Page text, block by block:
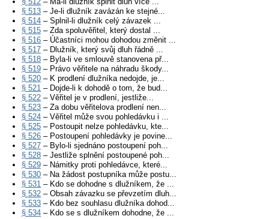
§ 513 – Je-li dlužník zavázán ke stejné...
§ 514 – Splnil-li dlužník celý závazek ...
§ 515 – Zda spoluvěřitel, který dostal ...
§ 516 – Účastníci mohou dohodou změnit ...
§ 517 – Dlužník, který svůj dluh řádně ...
§ 518 – Byla-li ve smlouvě stanovena př...
§ 519 – Právo věřitele na náhradu škody...
§ 520 – K prodlení dlužníka nedojde, je...
§ 521 – Dojde-li k dohodě o tom, že bud...
§ 522 – Věřitel je v prodlení, jestliže...
§ 523 – Za dobu věřitelova prodlení nen...
§ 524 – Věřitel může svou pohledávku i ...
§ 525 – Postoupit nelze pohledávku, kte...
§ 526 – Postoupení pohledávky je povine...
§ 527 – Bylo-li sjednáno postoupení poh...
§ 528 – Jestliže splnění postoupené poh...
§ 529 – Námitky proti pohledávce, které...
§ 530 – Na žádost postupníka může postu...
§ 531 – Kdo se dohodne s dlužníkem, že ...
§ 532 – Obsah závazku se převzetím dluh...
§ 533 – Kdo bez souhlasu dlužníka dohod...
§ 534 – Kdo se s dlužníkem dohodne, že ...